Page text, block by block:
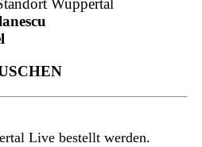
Wuppertal
Live bestellt werden.